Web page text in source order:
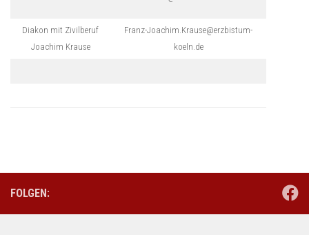
Diakon mit Zivilberuf
Joachim Krause
Franz-Joachim.Krause@erzbistum-
koeln.de
FOLGEN: